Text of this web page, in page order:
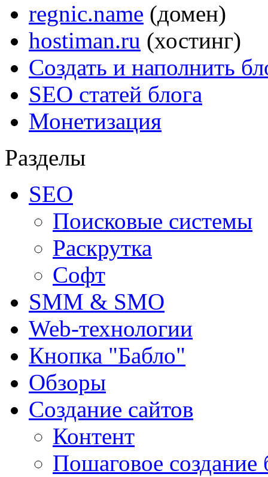
regnic.name (домен)
hostiman.ru (хостинг)
Создать и наполнить
SEO статей блога
Монетизация
Разделы
SEO
Поисковые системы
Раскрутка
Софт
SMM & SMO
Web-технологии
Кнопка "Бабло"
Обзоры
Создание сайтов
Контент
Пошаговое создание